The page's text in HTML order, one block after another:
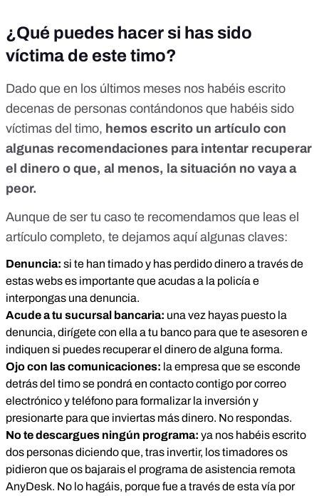
¿Qué puedes hacer si has sido
víctima de este timo?
Dado que en los últimos meses nos habéis escrito
decenas de personas contándonos que habéis sido
víctimas del timo, hemos escrito un artículo con
algunas recomendaciones para intentar recuperar
el dinero o que, al menos, la situación no vaya a
peor.
Aunque de ser tu caso te recomendamos que leas el
artículo completo, te dejamos aquí algunas claves:
Denuncia: si te han timado y has perdido dinero a través de
estas webs es importante que acudas a la policía e
interpongas una denuncia.
Acude a tu sucursal bancaria: una vez hayas puesto la
denuncia, dirígete con ella a tu banco para que te asesoren e
indiquen si puedes recuperar el dinero de alguna forma.
Ojo con las comunicaciones: la empresa que se esconde
detrás del timo se pondrá en contacto contigo por correo
electrónico y teléfono para formalizar la inversión y
presionarte para que inviertas más dinero. No respondas.
No te descargues ningún programa: ya nos habéis escrito
dos personas diciendo que, tras invertir, los timadores os
pidieron que os bajarais el programa de asistencia remota
AnyDesk. No lo hagáis, porque fue a través de esta vía por